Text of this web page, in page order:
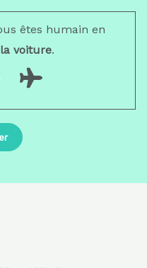
êtes humain en
la voiture.